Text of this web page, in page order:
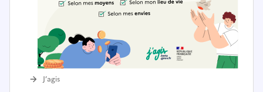
J’agis